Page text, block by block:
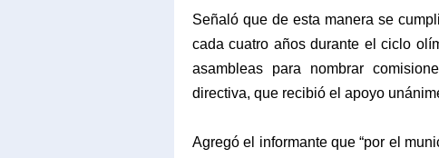
Señaló que de esta manera se
cada cuatro años durante el ciclo
asambleas para nombrar
directiva, que recibió el apoyo
Agregó el informante que “por el